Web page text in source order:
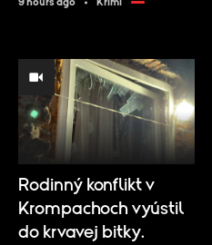
Rodinný konflikt v
Krompachoch vyústil
do krvavej bitky.